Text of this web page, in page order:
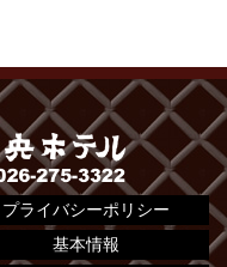
プライバシーポリシー
基本情報